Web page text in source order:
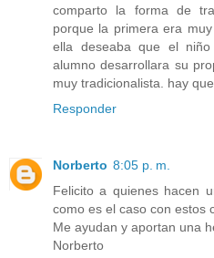
comparto la forma de
porque la primera era
ella deseaba que el
alumno desarrollara su
muy tradicionalista. hay
Responder
Norberto 8:05 p. m.
Felicito a quienes hacen
como es el caso con estos
Me ayudan y aportan una
Norberto